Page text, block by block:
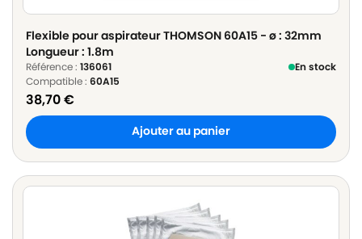
Flexible pour aspirateur THOMSON 60A15 - ø : 32mm
Longueur : 1.8m
Référence : 136061
En stock
Compatible : 60A15
38,70€
Ajouter au panier